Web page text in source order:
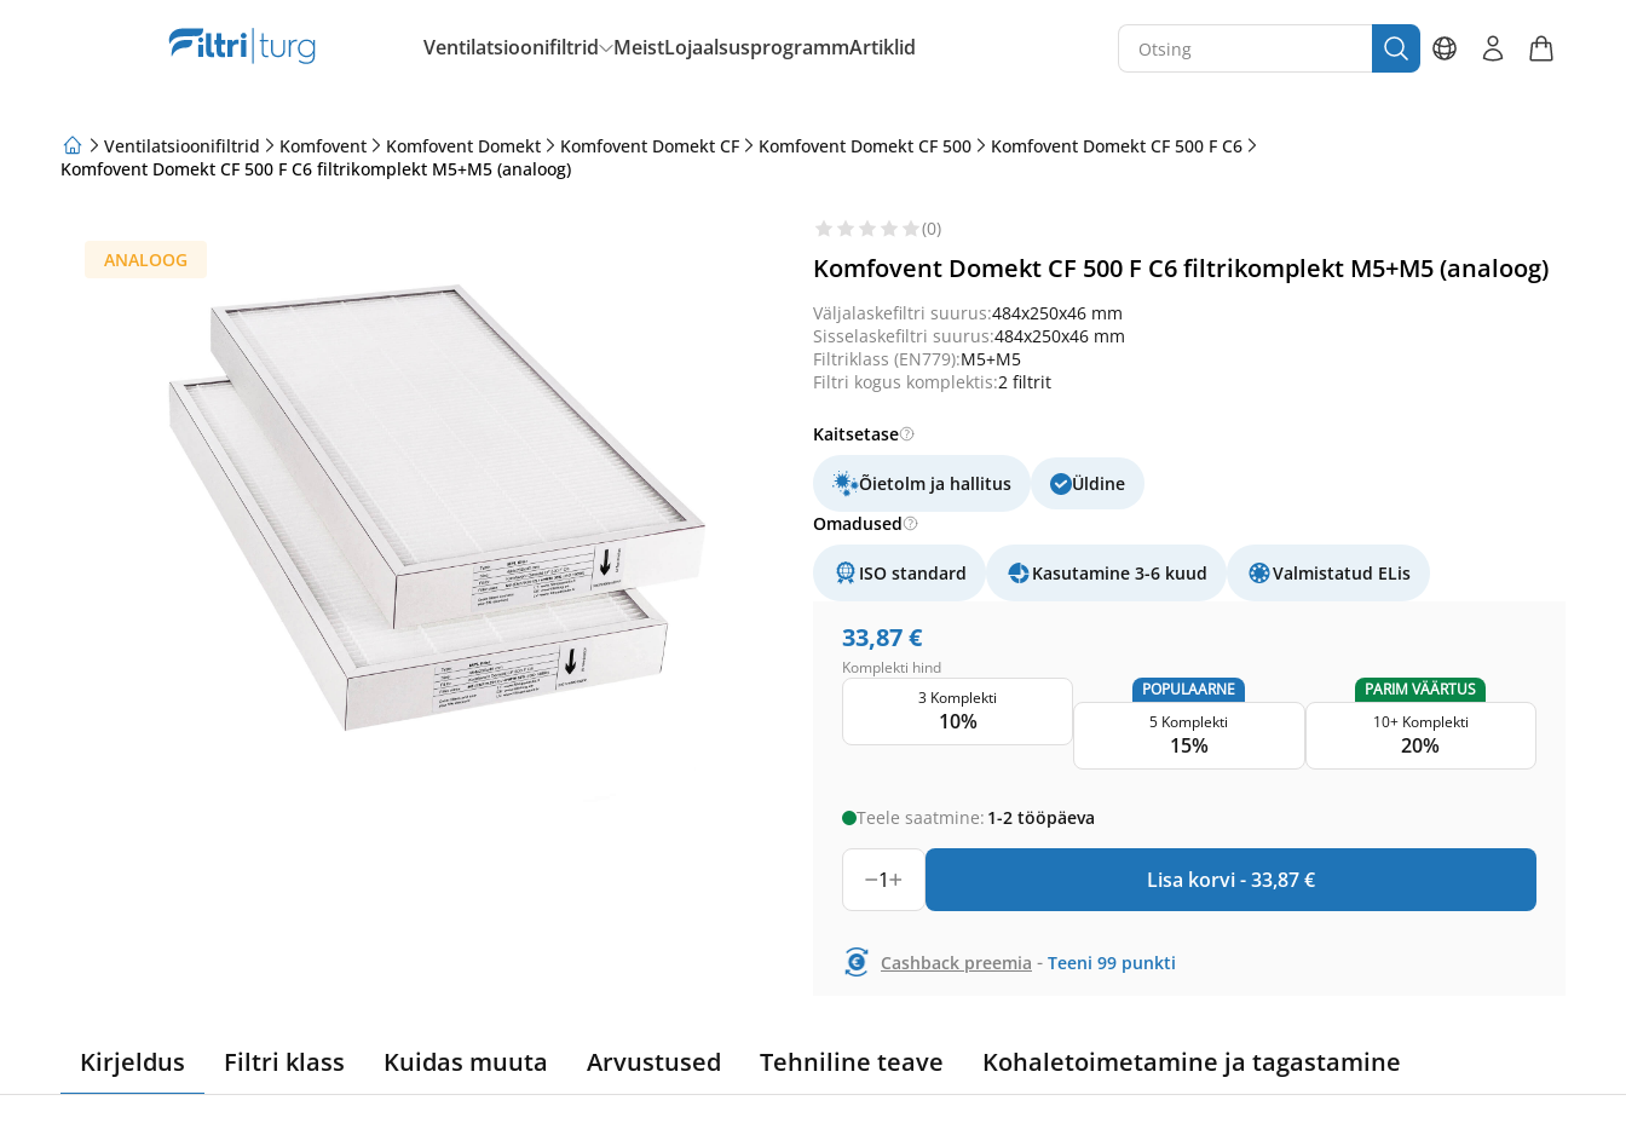
Ventilatsioonifiltrid MeistLojaalsusprogrammArtiklid
Ventilatsioonifiltrid Komfovent Komfovent Domekt Komfovent Domekt CF Komfovent Domekt CF 500
Komfovent Domekt CF 500 F C6
Komfovent Domekt CF 500 F C6 filtrikomplekt M5+M5 (analoog)
ANALOOG
(0)
Komfovent Domekt CF 500 F C6 filtrikomplekt M5+M5 (analoog)
Väljalaskefiltri suurus:484x250x46 mm
Sisselaskefiltri suurus:484x250x46 mm
Filtriklass (EN779):M5+M5
Filtri kogus komplektis:2 filtrit
Kaitsetase
Õietolm ja hallitus
Üldine
Omadused
ISO standard Kasutamine 3-6 kuud Valmistatud ELis
33,87€
Komplekti hind
3 Komplekti
10%
POPULAARNE
5 Komplekti
15%
PARIM VÄÄRTUS
10+ Komplekti
20%
Teele saatmine: 1-2 tööpäeva
1 Lisa korvi -33,87€
Cashback preemia - Teeni 99 punkti
Kirjeldus Filtri klass Kuidas muuta Arvustused Tehniline teave Kohaletoimetamine ja tagastamine